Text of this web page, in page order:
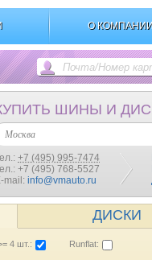
О
ШИНЫ И
Москва
+7 (495) 995-7474
+7 (495) 768-5527
mail: info@vmauto.ru
ДИСКИ
4 шт.: Runflat: